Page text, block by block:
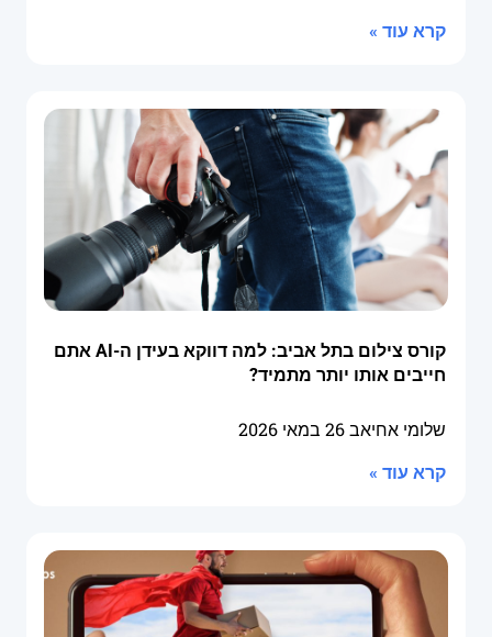
קרא עוד »
קורס צילום בתל אביב: למה דווקא בעידן ה-AI אתם
חייבים אותו יותר מתמיד?
שלומי אחיאב26 במאי 2026
קרא עוד »